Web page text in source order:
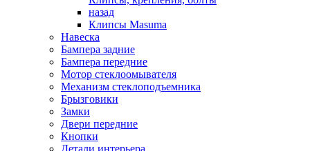
назад
Клипсы Masuma
Навеска
Бампера задние
Бампера передние
Мотор стеклоомывателя
Механизм стеклоподъемника
Брызговики
Замки
Двери передние
Кнопки
Детали интерьера